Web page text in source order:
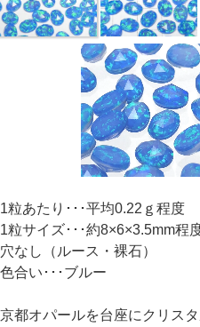
1粒あたり･･･平均0.22ｇ程度
1粒サイズ･･･約8×6×3.5mm程
穴なし（ルース・裸石）
色合い･･･ブルー
京都オパールを台座にクリス